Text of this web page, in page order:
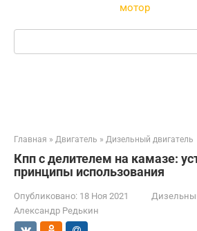
мотор
Поиск:
Главная » Двигатель » Дизельный двигатель
Кпп с делителем на камазе:
принципы использования
Опубликовано: 18 Ноя 2021
Александр Редькин